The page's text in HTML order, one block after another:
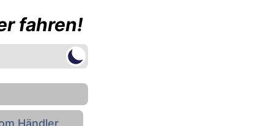
fahren!
Händler